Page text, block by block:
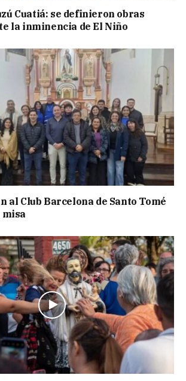
Cuatiá: se definieron obras
la inminencia de El Niño
al Club Barcelona de Santo Tomé
misa